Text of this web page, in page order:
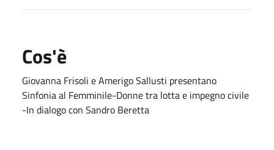
Cos'è
Giovanna Frisoli e Amerigo Sallusti presentano
Sinfonia al Femminile-Donne tra lotta e impegno civile
-In dialogo con Sandro Beretta